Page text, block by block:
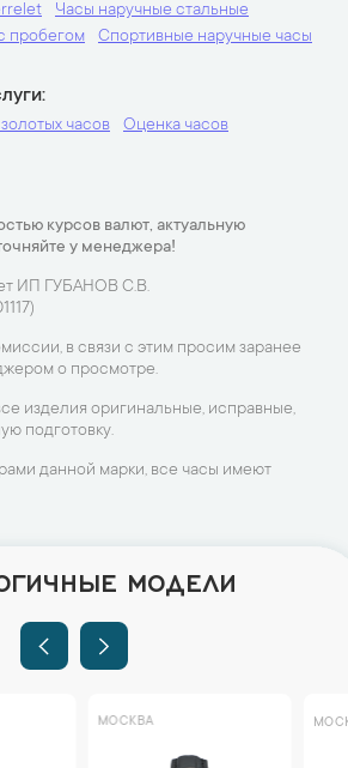
Часы наручные стальные
пробегом Спортивные наручные часы
часов
Оценка часов
курсов валют, актуальную
у менеджера!
ИП ГУБАНОВ С.В.
в связи с этим просим заранее
о просмотре.
изделия оригинальные, исправные,
подготовку.
данной марки, все часы имеют
МОДЕЛИ
МОСКВА МОСКВА